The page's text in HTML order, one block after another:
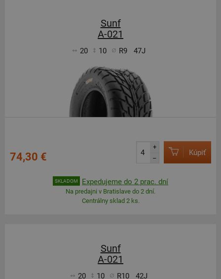
Sunf
A-021
20 10 R9 47J
74,30 €
+
–
Kúpiť
SKLADOM Expedujeme do 2 prac. dní
Na predajni v Bratislave do 2 dní.
Centrálny sklad 2 ks.
Sunf
A-021
20 10 R10 42J